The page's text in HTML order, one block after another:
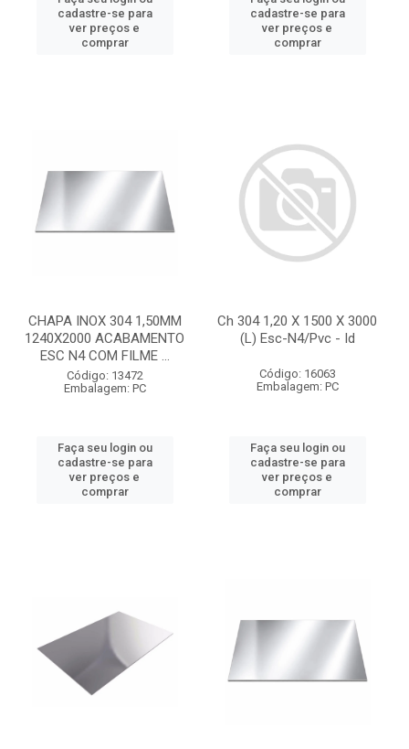
cadastre-se para
ver preços e
comprar
cadastre-se para
ver preços e
comprar
CHAPA INOX 304 1,50MM
1240X2000 ACABAMENTO
ESC N4 COM FILME ...
Código: 13472
Embalagem: PC
Faça seu login ou
cadastre-se para
ver preços e
comprar
Ch 304 1,20 X 1500 X 3000
(L) Esc-N4/Pvc - Id
Código: 16063
Embalagem: PC
Faça seu login ou
cadastre-se para
ver preços e
comprar